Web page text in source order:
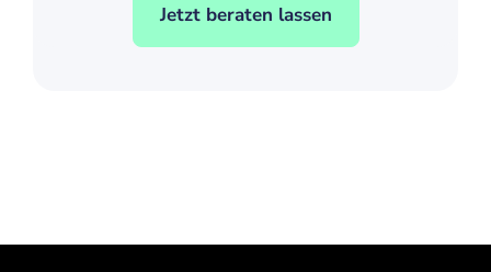
Jetzt beraten lassen